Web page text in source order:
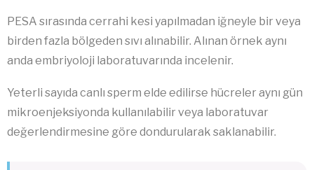
PESA sırasında cerrahi kesi yapılmadan iğneyle bir veya
birden fazla bölgeden sıvı alınabilir. Alınan örnek aynı
anda embriyoloji laboratuvarında incelenir.
Yeterli sayıda canlı sperm elde edilirse hücreler aynı gün
mikroenjeksiyonda kullanılabilir veya laboratuvar
değerlendirmesine göre dondurularak saklanabilir.